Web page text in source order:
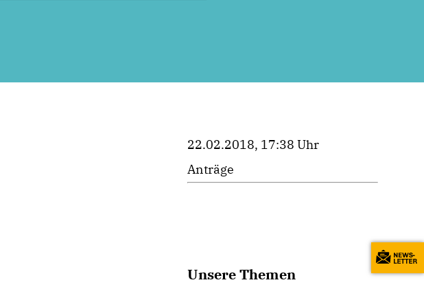
22.02.2018, 17:38 Uhr
Anträge
Unsere Themen